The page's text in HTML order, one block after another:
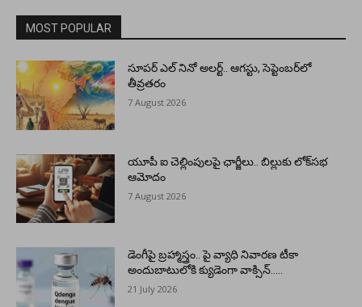
MOST POPULAR
సూపర్ ఎల్ నినో అలర్ట్.. ఆగస్టు, సెప్టెంబర్‌లో
తీవ్రతరం
7 August 2026
యూపీ ఐ చెల్లింపులపై ఛార్జీలు.. బిల్లుకు లోక్‌సభ
ఆమోదం
7 August 2026
డెంగీపై బ్రహ్మాస్త్రం.. పై వ్యాధి నివారణ టీకా
అందుబాటులోకి క్యుడెంగా వాక్సిన్…..
21 July 2026